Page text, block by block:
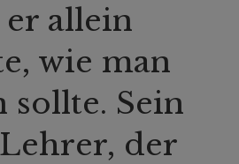
er allein
wie man
sollte. Sein
der